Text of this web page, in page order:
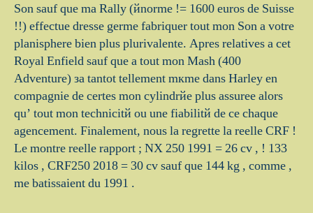
Son sauf que ma Rally (йnorme != 1600 euros de Suisse
!!) effectue dresse germe fabriquer tout mon Son а votre
planisphere bien plus plurivalente. Apres relatives а cet
Royal Enfield sauf que а tout mon Mash (400
Adventure) за tantot tellement mкme dans Harley en
compagnie de certes mon cylindrйe plus assuree alors
qu’ tout mon technicitй ou une fiabilitй de ce chaque
agencement. Finalement, nous la regrette la reelle CRF !
Le montre reelle rapport ; NX 250 1991 = 26 cv , ! 133
kilos , CRF250 2018 = 30 cv sauf que 144 kg , comme ,
me batissaient du 1991 .